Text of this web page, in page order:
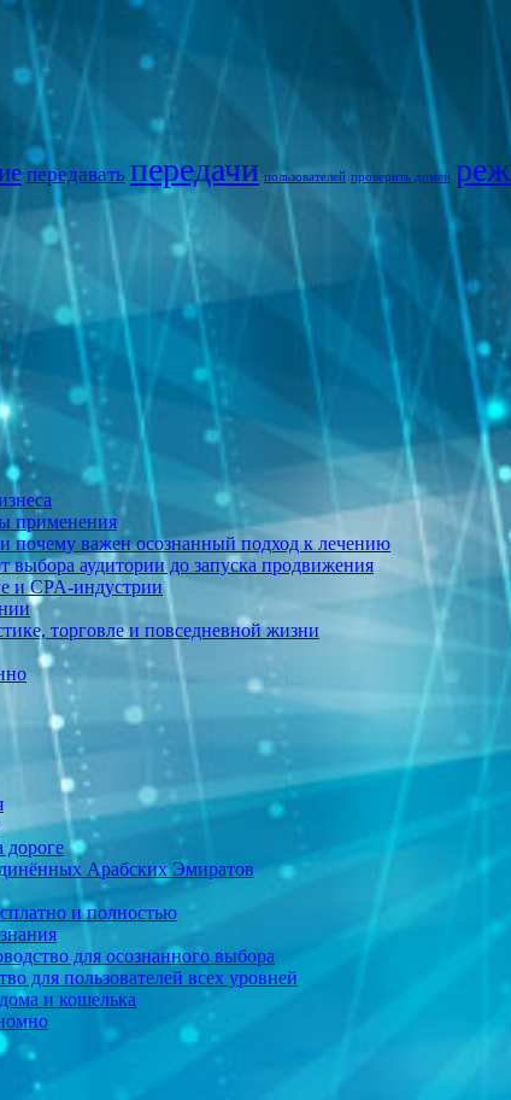
передавать передачи пользователей проверить домен
применения
почему важен осознанный подход к лечению
выбора аудитории до запуска продвижения
и CPA-индустрии
торговле и повседневной жизни
дороге
Арабских Эмиратов
и полностью
для осознанного выбора
для пользователей всех уровней
и кошелька